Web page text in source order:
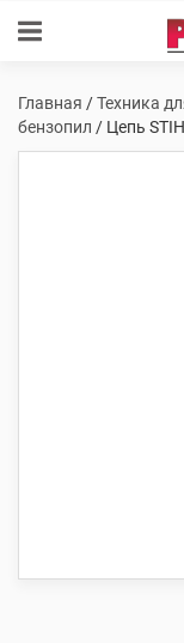
Главная /Техника
бензопил / Цепь